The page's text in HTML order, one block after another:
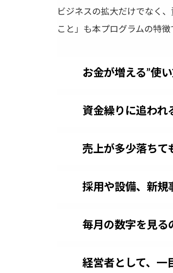
ビジネスの拡大だけでなく
こと」も本プログラムの特
お金が増える”使
資金繰りに追われ
売上が多少落ちて
採用や設備、新規
毎月の数字を見る
経営者として、一